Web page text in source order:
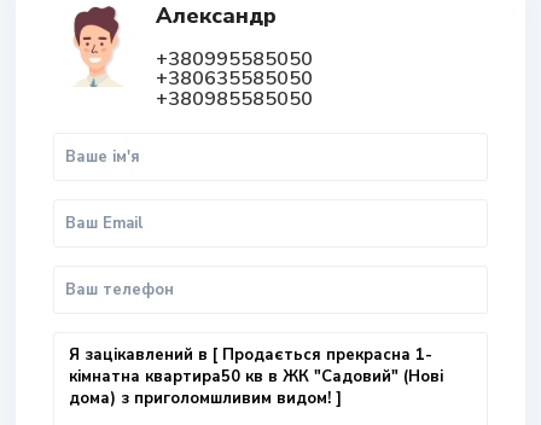
Александр
+380995585050
+380635585050
+380985585050